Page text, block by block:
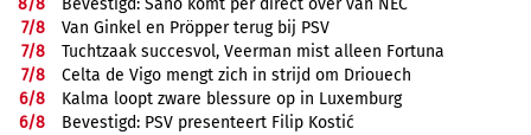
8/8
Bevestigd: Sano komt per direct over van NEC
7/8
Van Ginkel en Pröpper terug bij PSV
7/8
Tuchtzaak succesvol, Veerman mist alleen Fortuna
7/8
Celta de Vigo mengt zich in strijd om Driouech
6/8
Kalma loopt zware blessure op in Luxemburg
6/8
Bevestigd: PSV presenteert Filip Kostić